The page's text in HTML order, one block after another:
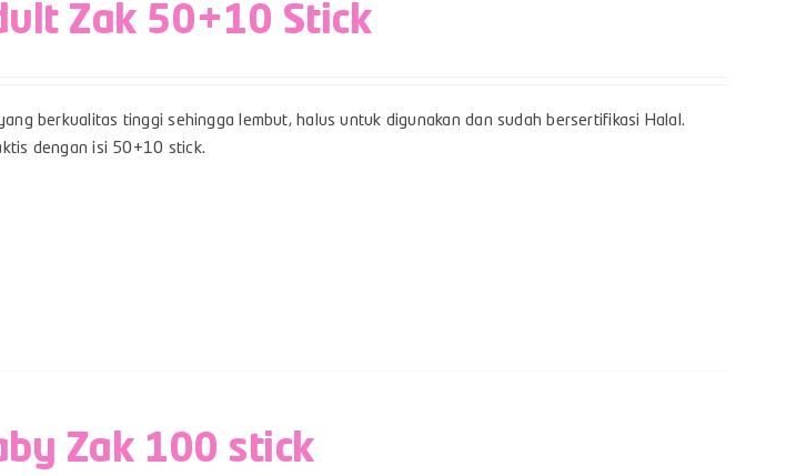
Zak 50+10 Stick
berkualitas tinggi sehingga lembut, halus untuk digunakan dan sudah bersertifikasi Halal.
dengan isi 50+10 stick.
Zak 100 stick